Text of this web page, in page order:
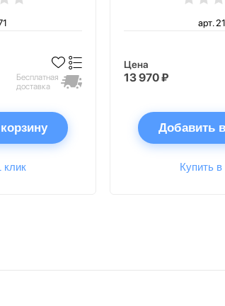
Бесплатная
доставка
клик
арт.
Цена
13 970 ₽
Добавить
Купить в